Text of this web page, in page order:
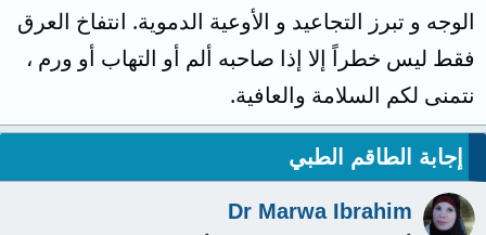
الوجه و تبرز التجاعيد و الأوعية الدموية. انتفاخ العرق
فقط ليس خطراً إلا إذا صاحبه ألم أو التهاب أو ورم ،
نتمنى لكم السلامة والعافية.
إجابة الطاقم الطبي
Dr Marwa Ibrahim